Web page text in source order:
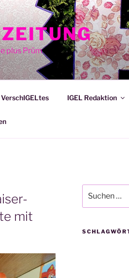
plus Prüm
VerschIGELtes IGEL Redaktion
mit
nach: